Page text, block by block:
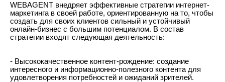
WEBAGENT внедряет эффективные стратегии интернет-
маркетинга в своей работе, ориентированную на то, чтобы
создать для своих клиентов сильный и устойчивый
онлайн-бизнес с большим потенциалом. В состав
стратегии входят следующая деятельность:
- Высококачественное контент-рождение: создание
интересного и информационно-полезного контента для
удовлетворения потребностей и ожиданий зрителей.